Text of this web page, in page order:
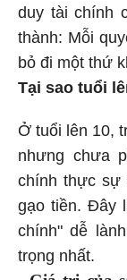
duy tài chính
thành: Mỗi
bỏ đi một thứ
Tại sao tuổi
Ở tuổi lên 10,
nhưng chưa
chính thực sự
gạo tiền. Đây
chính" dễ
trọng nhất.